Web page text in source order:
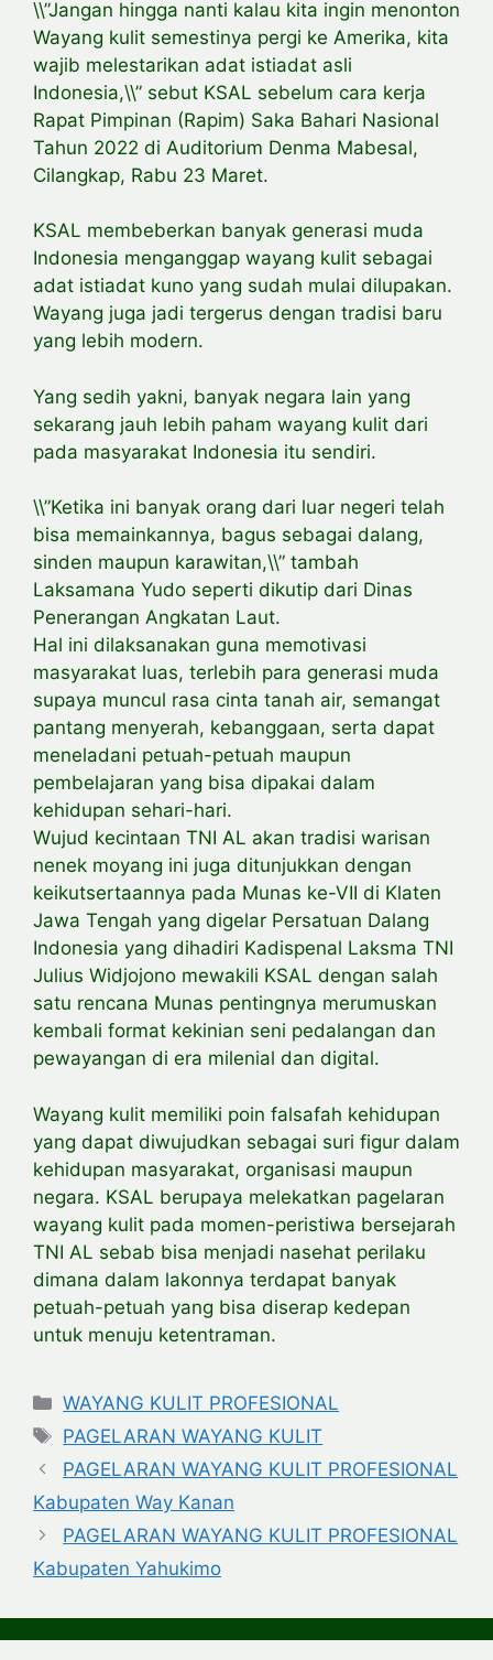
\\”Jangan hingga nanti kalau kita ingin menonton
Wayang kulit semestinya pergi ke Amerika, kita
wajib melestarikan adat istiadat asli
Indonesia,\\” sebut KSAL sebelum cara kerja
Rapat Pimpinan (Rapim) Saka Bahari Nasional
Tahun 2022 di Auditorium Denma Mabesal,
Cilangkap, Rabu 23 Maret.
KSAL membeberkan banyak generasi muda
Indonesia menganggap wayang kulit sebagai
adat istiadat kuno yang sudah mulai dilupakan.
Wayang juga jadi tergerus dengan tradisi baru
yang lebih modern.
Yang sedih yakni, banyak negara lain yang
sekarang jauh lebih paham wayang kulit dari
pada masyarakat Indonesia itu sendiri.
\\”Ketika ini banyak orang dari luar negeri telah
bisa memainkannya, bagus sebagai dalang,
sinden maupun karawitan,\\” tambah
Laksamana Yudo seperti dikutip dari Dinas
Penerangan Angkatan Laut.
Hal ini dilaksanakan guna memotivasi
masyarakat luas, terlebih para generasi muda
supaya muncul rasa cinta tanah air, semangat
pantang menyerah, kebanggaan, serta dapat
meneladani petuah-petuah maupun
pembelajaran yang bisa dipakai dalam
kehidupan sehari-hari.
Wujud kecintaan TNI AL akan tradisi warisan
nenek moyang ini juga ditunjukkan dengan
keikutsertaannya pada Munas ke-VII di Klaten
Jawa Tengah yang digelar Persatuan Dalang
Indonesia yang dihadiri Kadispenal Laksma TNI
Julius Widjojono mewakili KSAL dengan salah
satu rencana Munas pentingnya merumuskan
kembali format kekinian seni pedalangan dan
pewayangan di era milenial dan digital.
Wayang kulit memiliki poin falsafah kehidupan
yang dapat diwujudkan sebagai suri figur dalam
kehidupan masyarakat, organisasi maupun
negara. KSAL berupaya melekatkan pagelaran
wayang kulit pada momen-peristiwa bersejarah
TNI AL sebab bisa menjadi nasehat perilaku
dimana dalam lakonnya terdapat banyak
petuah-petuah yang bisa diserap kedepan
untuk menuju ketentraman.
Categories
WAYANG KULIT PROFESIONAL
Tags
PAGELARAN WAYANG KULIT
PAGELARAN WAYANG KULIT PROFESIONAL
Kabupaten Way Kanan
PAGELARAN WAYANG KULIT PROFESIONAL
Kabupaten Yahukimo